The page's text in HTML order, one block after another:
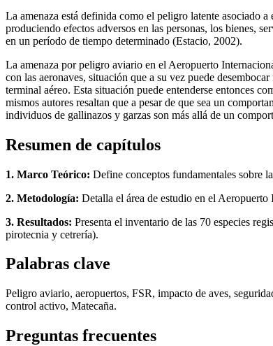
La amenaza está definida como el peligro latente asociado
produciendo efectos adversos en las personas, los bienes,
en un período de tiempo determinado (Estacio, 2002).
La amenaza por peligro aviario en el Aeropuerto
con las aeronaves, situación que a su vez puede
terminal aéreo. Esta situación puede entenderse entonces
mismos autores resaltan que a pesar de que sea un
individuos de gallinazos y garzas son más allá de un
Resumen de capítulos
1. Marco Teórico: Define conceptos fundamentales sobre
2. Metodología: Detalla el área de estudio en el
3. Resultados: Presenta el inventario de las 70 especies
pirotecnia y cetrería).
Palabras clave
Peligro aviario, aeropuertos, FSR, impacto de aves,
control activo, Matecaña.
Preguntas frecuentes